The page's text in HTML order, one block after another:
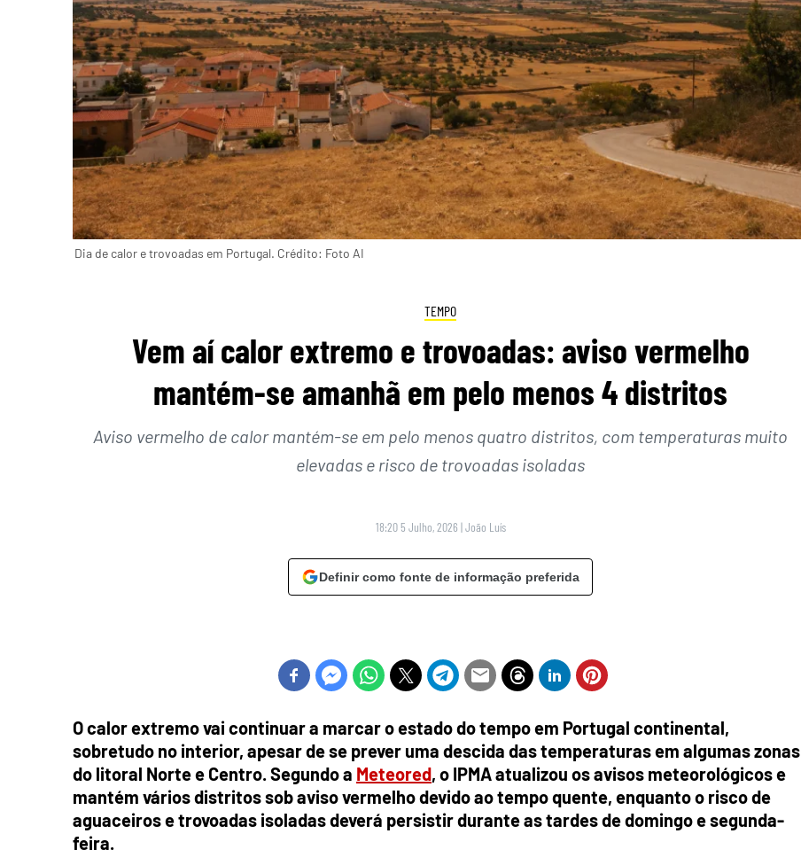
Dia de calor e trovoadas em Portugal. Crédito: Foto AI
TEMPO
Vem aí calor extremo e trovoadas: aviso vermelho
mantém-se amanhã em pelo menos 4 distritos
Aviso vermelho de calor mantém-se em pelo menos quatro distritos, com temperaturas muito
elevadas e risco de trovoadas isoladas
18:20 5 Julho, 2026 |João Luís
Definir como fonte de informação preferida
O calor extremo vai continuar a marcar o estado do tempo em Portugal continental,
sobretudo no interior, apesar de se prever uma descida das temperaturas em algumas zonas
do litoral Norte e Centro. Segundo a Meteored, o IPMA atualizou os avisos meteorológicos e
mantém vários distritos sob aviso vermelho devido ao tempo quente, enquanto o risco de
aguaceiros e trovoadas isoladas deverá persistir durante as tardes de domingo e segunda-
feira.